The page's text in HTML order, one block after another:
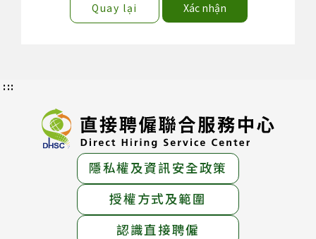
Quay lại Xác nhận
:::
隱私權及資訊安全政策
授權方式及範圍
認識直接聘僱